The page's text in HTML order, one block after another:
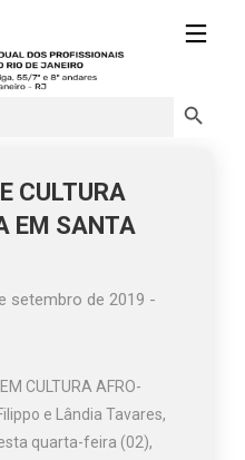
CULTURA
EM SANTA
setembro de 2019 -
CULTURA AFRO-
e Lândia Tavares,
quarta-feira (02),